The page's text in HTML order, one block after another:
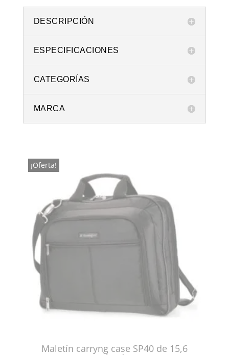
DESCRIPCIÓN
ESPECIFICACIONES
CATEGORÍAS
MARCA
¡Oferta!
Maletín carryng case SP40 de 15,6